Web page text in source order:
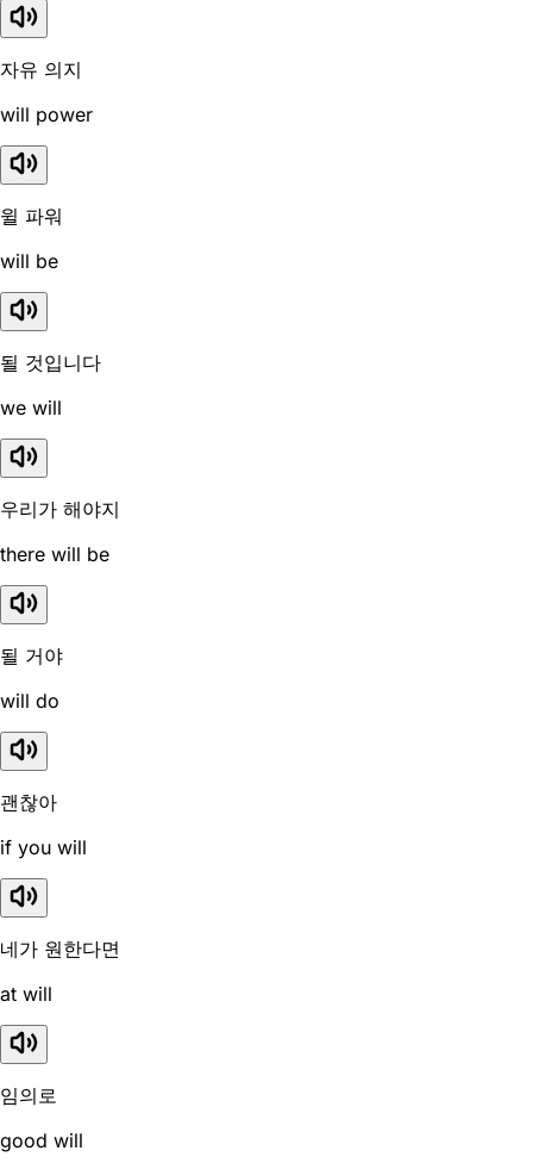
자유 의지
will power
윌 파워
will be
될 것입니다
we will
우리가 해야지
there will be
될 거야
will do
괜찮아
if you will
네가 원한다면
at will
임의로
good will